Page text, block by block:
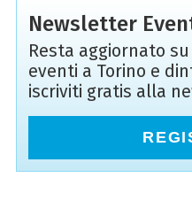
Newsletter
Resta aggiornato
eventi a Torino e
iscriviti gratis alla